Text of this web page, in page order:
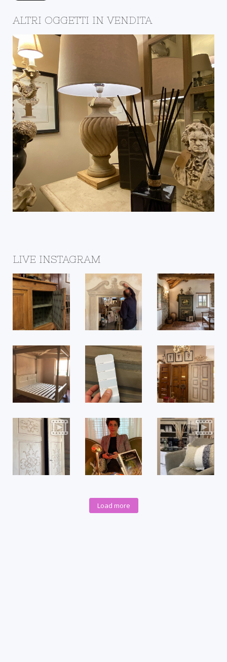
ALTRI OGGETTI IN VENDITA
IL NEGOZIO DELLA
BOTTEGA
DETTAGLI
LIVE INSTAGRAM
Load more